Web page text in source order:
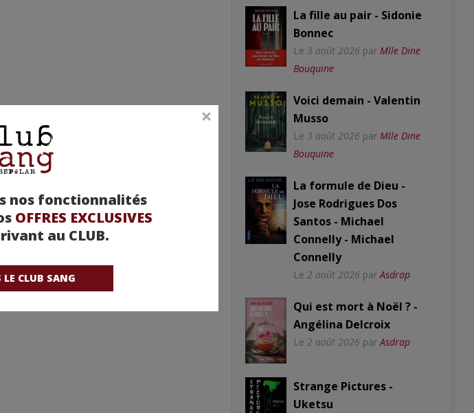
nos fonctionnalités
OFFRES EXCLUSIVES
au CLUB.
LE CLUB SANG
La fille au pair - Sidonie
Bonnec
Le 3 août 2026 par Mlle Dine
Bouquine
Voici demain - Valentin
Musso
Le 3 août 2026 par Mlle Dine
Bouquine
La formule de Dieu -
Jose Rodrigues Dos
Santos - Michael
Connelly - Michael
Connelly
Le 2 août 2026 par Asdrap
Qui est mort à Noël ? -
Angélina Delcroix
Le 2 août 2026 par Asdrap
Strange Pictures -
Uketsu